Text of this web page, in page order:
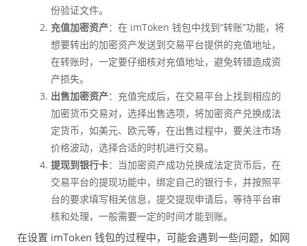
份验证文件。
充值加密资产：在 imToken 钱包中找到“转账”功能，将
想要转出的加密资产发送到交易平台提供的充值地址，
在转账时，一定要仔细核对充值地址，避免转错造成资
产损失。
出售加密资产：充值完成后，在交易平台上找到相应的
加密货币交易对，选择出售选项，将加密资产兑换成法
定货币，如美元、欧元等，在出售过程中，要关注市场
价格波动，选择合适的时机进行交易。
提现到银行卡：当加密资产成功兑换成法定货币后，在
交易平台的提现功能中，绑定自己的银行卡，并按照平
台的要求填写相关信息，提交提现申请后，等待平台审
核和处理，一般需要一定的时间才能到账。
在设置 imToken 钱包的过程中，可能会遇到一些问题，如网